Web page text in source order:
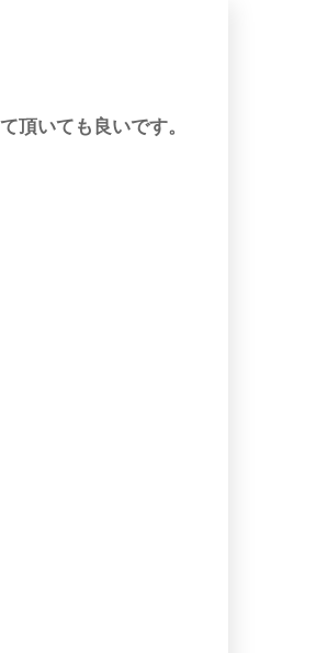
頂いても良いです。